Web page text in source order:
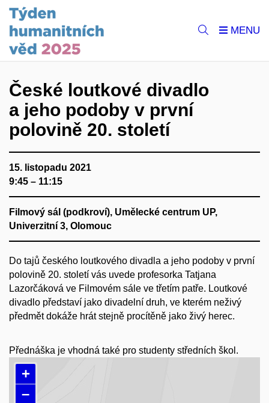
České loutkové divadlo
a jeho podoby v první
polovině 20. století
15. listopadu 2021
9:45 – 11:15
Filmový sál (podkroví), Umělecké centrum UP,
Univerzitní 3, Olomouc
Do tajů českého loutkového divadla a jeho podoby v první
polovině 20. století vás uvede profesorka Tatjana
Lazorčáková ve Filmovém sále ve třetím patře. Loutkové
divadlo představí jako divadelní druh, ve kterém neživý
předmět dokáže hrát stejně procítěně jako živý herec.
Přednáška je vhodná také pro studenty středních škol.
+
–